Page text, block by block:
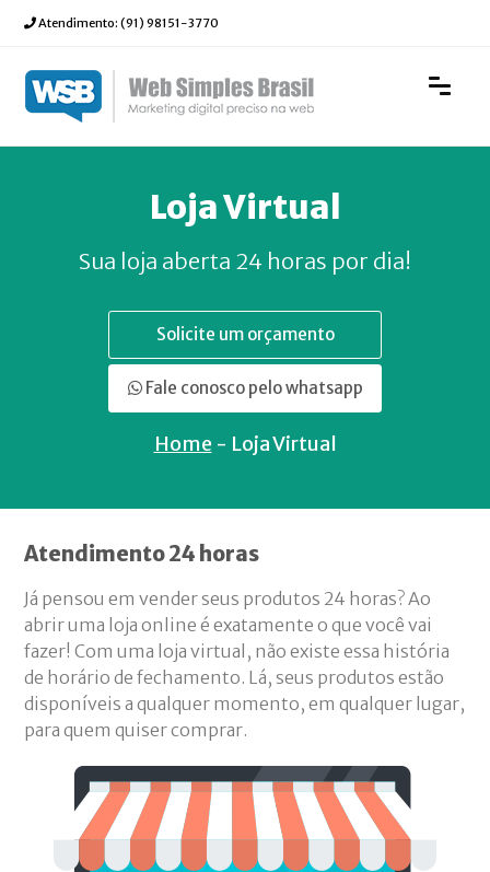
Atendimento:(91) 98151-3770
Loja Virtual
Sua loja aberta 24 horas por dia!
Solicite um orçamento
Fale conosco pelo whatsapp
Home- Loja Virtual
Atendimento 24 horas
Já pensou em vender seus produtos 24 horas? Ao
abrir uma loja online é exatamente o que você vai
fazer! Com uma loja virtual, não existe essa história
de horário de fechamento. Lá, seus produtos estão
disponíveis a qualquer momento, em qualquer lugar,
para quem quiser comprar.